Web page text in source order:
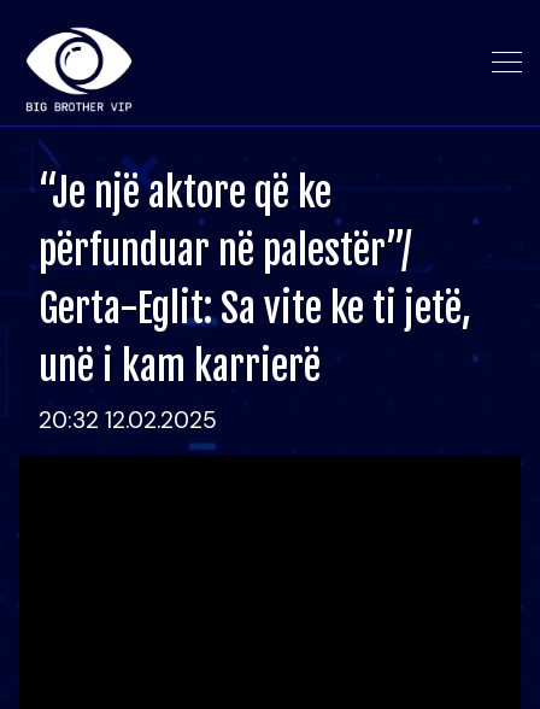
“Je një aktore që ke
përfunduar në palestër”/
Gerta-Eglit: Sa vite ke ti jetë,
unë i kam karrierë
20:32 12.02.2025